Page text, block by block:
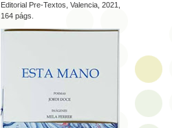
Editorial Pre-Textos, Valencia, 2021,
164 págs.